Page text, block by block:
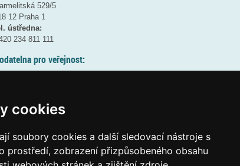
cookies
soubory cookies a další sledovací nástroje s
prostředí, zobrazení přizpůsobeného obsahu
529/5
12 Praha 1
ústředna:
234 811 111
pro veřejnost:
informací
podatelna: